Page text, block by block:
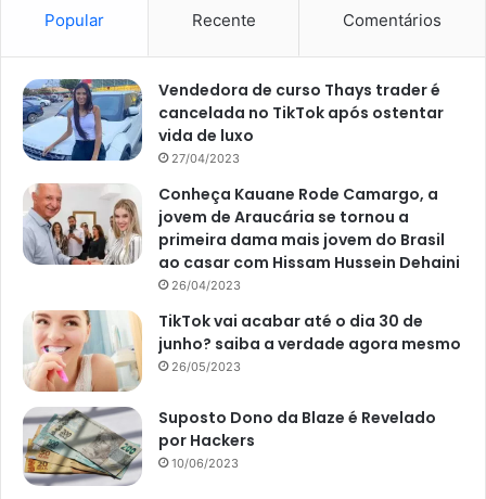
Como devemos lavar as
frutas antes de comer?
A princípio, até as frutas que não vão ser consumidas de
imediato devem ser lavadas em água corrente. Contudo,
água não irá remover as bactérias.
Nesse caso é importante passar as frutas na água da
torneira e, depois, preparar uma mistura de água e uma
tampinha de cloro e deixar de molho. Assim, após cinco
minutos é só enxaguar e armazenar, garantindo que esse
alimento esteja em perfeitas condições de consumo.
Popular Recente Comentários
Vendedora de curso Thays trader é
cancelada no TikTok após ostentar
vida de luxo
27/04/2023
Conheça Kauane Rode Camargo, a
jovem de Araucária se tornou a
primeira dama mais jovem do Brasil
ao casar com Hissam Hussein Dehaini
26/04/2023
TikTok vai acabar até o dia 30 de
junho? saiba a verdade agora mesmo
26/05/2023
Suposto Dono da Blaze é Revelado
por Hackers
10/06/2023